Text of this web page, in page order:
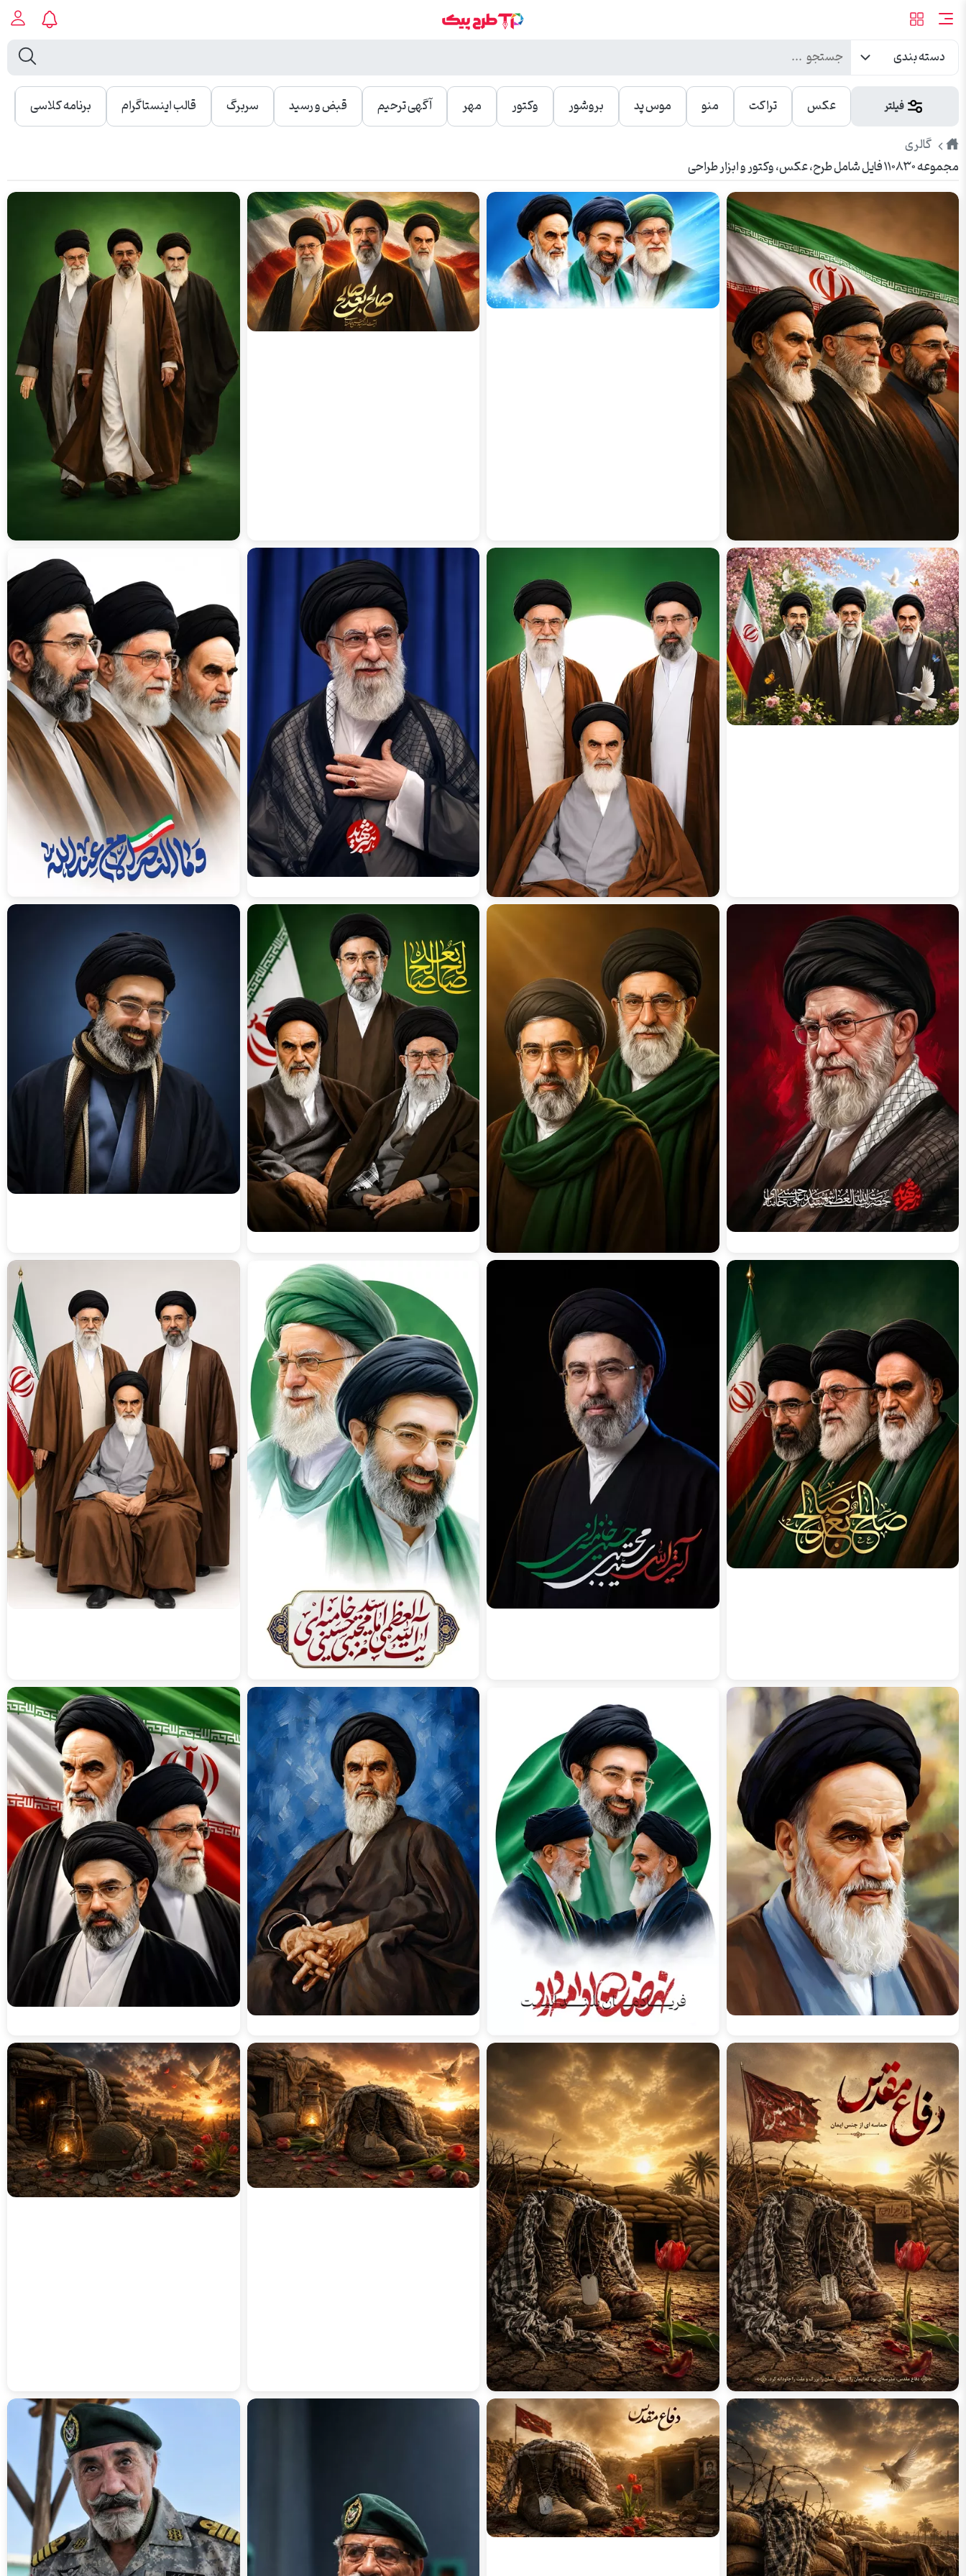
دسته بندی
فیلتر عکس تراکت منو موس پد بروشور وکتور مهر آگهی ترحیم قبض و رسید سربرگ قالب اینستاگرام برنامه کلاسی
طرح
پیک
گالری
مجموعه ۱۱۰۸۳۰ فایل شامل طرح، عکس، وکتور و ابزار طراحی